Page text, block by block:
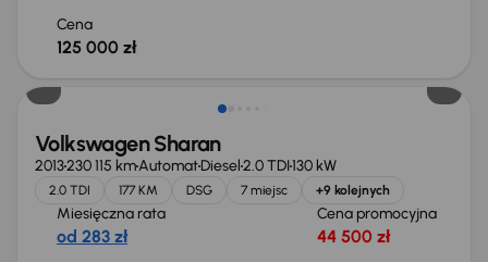
Cena
125 000 zł
Taniej o 1 000 zł
Volkswagen Sharan
2013230 115 kmAutomatDiesel2.0 TDI130 kW
2.0 TDI 177 KM DSG 7 miejsc +9 kolejnych
Miesięczna rata
od 283 zł
Cena promocyjna
44 500 zł